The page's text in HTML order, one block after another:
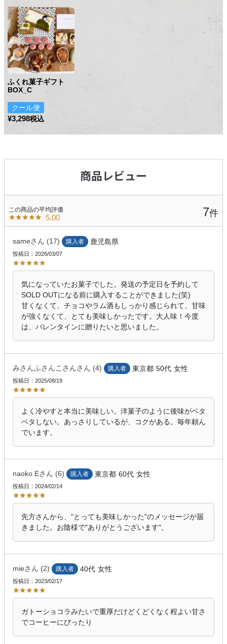
ふくれ菓子ギフト
BOX_C
クール便
¥3,298税込
5.00 7
same 17 購入者 鹿児島県
投稿日 2026/03/07
気になっていたお菓子でした。発送の予定日を予約して
SOLD OUTになる前に購入することができました(笑)
甘くなくて、チョコやラム酒もしっかり感じられて、甘味
が強くなくて、とても美味しかったです。大人味！今度
は、バレンタインに贈りたいと思いました。
みさんふさんこさん 4 購入者 東京都 50代 女性
投稿日 2025/08/19
よく冷やすと本当に美味しい。洋菓子のように後味がベタ
ベタしない。あっさりしているが、コクがある。毎年頼ん
でいます。
naoko.E 6 購入者 東京都 60代 女性
投稿日 2024/02/14
先方さんから、"とっても美味しかった"のメッセージが届
きました。お陰様で"ありがとうございます"。
mie 2 購入者 40代 女性
投稿日 2023/02/17
ガトーショコラみたいで重厚だけどくどくなく程よい甘さ
でコーヒーにぴったり